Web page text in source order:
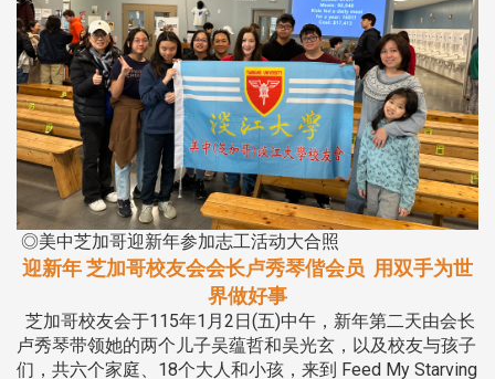
◎美中芝加哥迎新年参加志工活动大合照
迎新年 芝加哥校友会会长卢秀琴偕会员 用双手为世
界做好事
芝加哥校友会于115年1月2日(五)中午，新年第二天由会长
卢秀琴带领她的两个儿子吴蕴哲和吴光玄，以及校友与孩子
们，共六个家庭、18个大人和小孩，来到 Feed My Starving